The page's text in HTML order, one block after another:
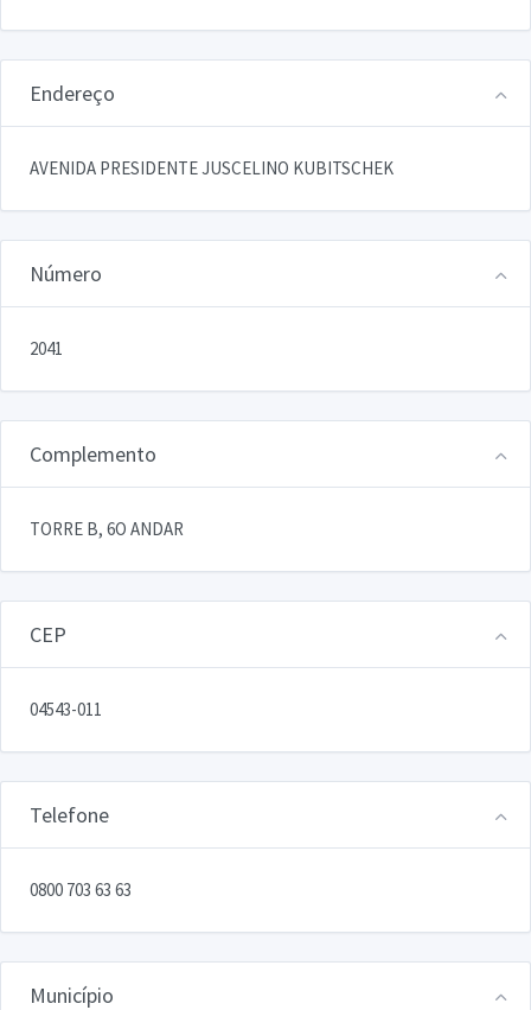
Endereço
AVENIDA PRESIDENTE JUSCELINO KUBITSCHEK
Número
2041
Complemento
TORRE B, 6O ANDAR
CEP
04543-011
Telefone
0800 703 63 63
Município